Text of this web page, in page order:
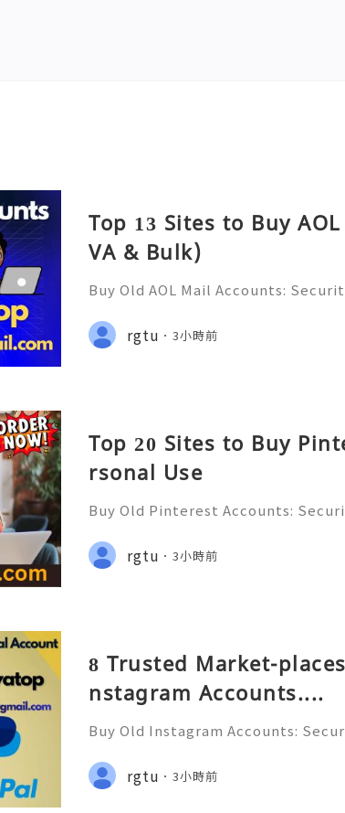
Top 13 Sites to Buy
VA & Bulk)
Buy Old AOL Mail Accounts:
2026 🚪🚀💬📞📩 We’re always
💼⏰📩🌟🌐✨ We are available on
rgtu 3小時前
Top 20 Sites to Buy
rsonal Use
Buy Old Pinterest Accounts:
ide 2026 🚪🚀💬📞📩 We’re
💯🔥 💼⏰📩🌟🌐✨ We are
rgtu 3小時前
8 Trusted Market-
nstagram Accounts....
Buy Old Instagram Accounts:
uide 2026 🚪🚀💬📞📩 We’re
😊💯🔥 💼⏰📩🌟🌐✨ We are
rgtu 3小時前